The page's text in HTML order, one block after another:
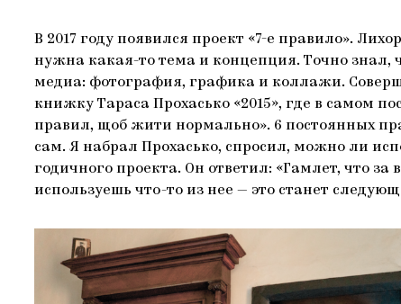
В 2017 году появился проект «7-е правило».
нужна какая-то тема и концепция. Точно знал,
медиа: фотография, графика и коллажи.
книжку Тараса Прохасько «2015», где в самом
правил, щоб жити нормально». 6 постоянных
сам. Я набрал Прохасько, спросил, можно ли
годичного проекта. Он ответил: «Гамлет, что за
используешь что-то из нее — это станет